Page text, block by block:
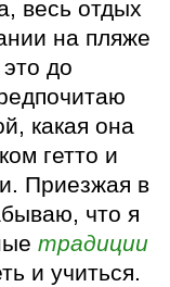
весь отдых
на пляже
до
какая она
гетто и
Приезжая в
что я
традиции
и учиться.